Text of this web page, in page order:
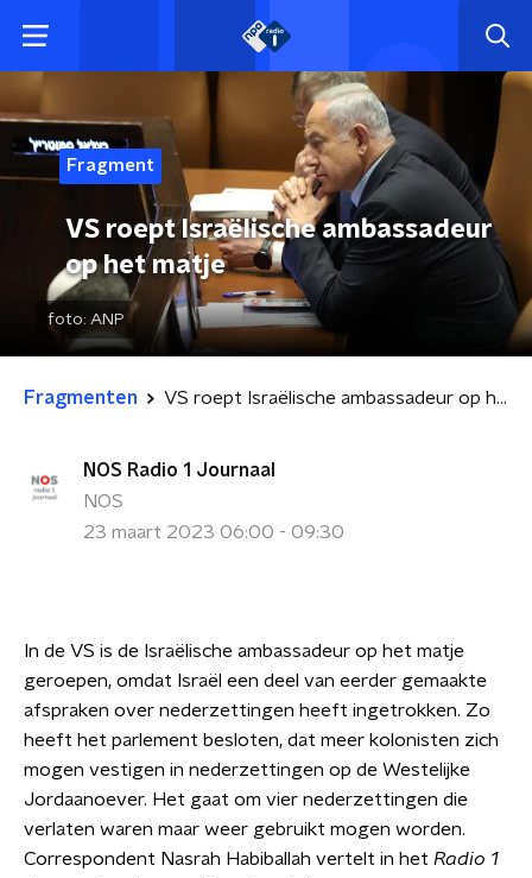
Fragment
VS roept Israëlische ambassadeur
op het matje
foto: ANP
Fragmenten VS roept Israëlische ambassadeur op het matje
NOS Radio 1 Journaal
NOS
23 maart 2023 06:00 - 09:30
In de VS is de Israëlische ambassadeur op het matje
geroepen, omdat Israël een deel van eerder gemaakte
afspraken over nederzettingen heeft ingetrokken. Zo
heeft het parlement besloten, dat meer kolonisten zich
mogen vestigen in nederzettingen op de Westelijke
Jordaanoever. Het gaat om vier nederzettingen die
verlaten waren maar weer gebruikt mogen worden.
Correspondent Nasrah Habiballah vertelt in het Radio 1